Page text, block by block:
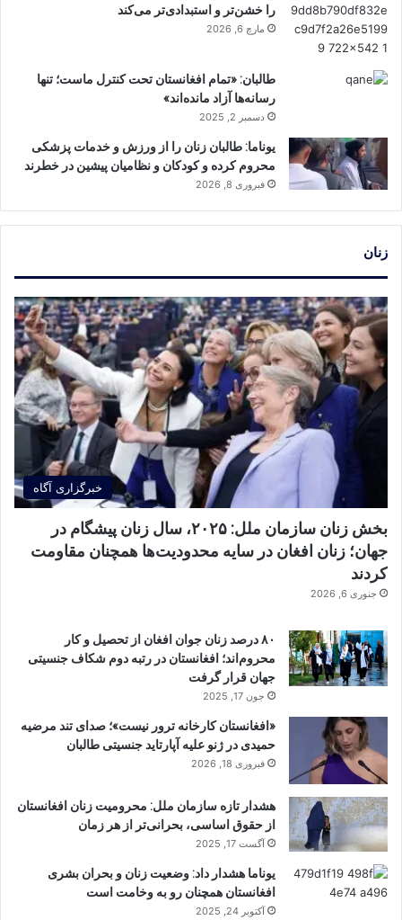
را خشن‌تر و استبدادی‌تر می‌کند
مارچ 6, 2026
طالبان: «تمام افغانستان تحت کنترل ماست؛ تنها
رسانه‌ها آزاد مانده‌اند»
دسمبر 2, 2025
یوناما: طالبان زنان را از ورزش و خدمات پزشکی
محروم کرده و کودکان و نظامیان پیشین در خطرند
فبروری 8, 2026
زنان
خبرگزاری آگاه
بخش زنان سازمان ملل: ۲۰۲۵، سال زنان پیشگام در
جهان؛ زنان افغان در سایه محدودیت‌ها همچنان مقاومت
کردند
جنوری 6, 2026
۸۰ درصد زنان جوان افغان از تحصیل و کار
محروم‌اند؛ افغانستان در رتبه دوم شکاف جنسیتی
جهان قرار گرفت
جون 17, 2025
«افغانستان کارخانه ترور نیست»؛ صدای تند مرضیه
حمیدی در ژنو علیه آپارتاید جنسیتی طالبان
فبروری 18, 2026
هشدار تازه سازمان ملل: محرومیت زنان افغانستان
از حقوق اساسی، بحرانی‌تر از هر زمان
آگست 17, 2025
یوناما هشدار داد: وضعیت زنان و بحران بشری
افغانستان همچنان رو به وخامت است
آکتوبر 24, 2025